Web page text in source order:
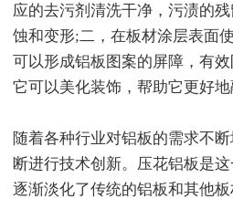
应的去污剂清洗干净，污渍的
蚀和变形;二，在板材涂层表面
可以形成铝板图案的屏障，有效
它可以美化装饰，帮助它更好地
随着各种行业对铝板的需求不
断进行技术创新。压花铝板是
逐渐淡化了传统的铝板和其他